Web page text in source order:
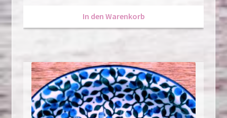
In den Warenkorb